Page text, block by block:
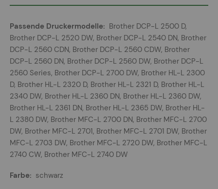
Mehr
Informationen
Brother DCP-L 2500 D,
Brother DCP-L 2520 DW, Brother DCP-L 2540 DN, Brother
DCP-L 2560 CDN, Brother DCP-L 2560 CDW, Brother
DCP-L 2560 DN, Brother DCP-L 2560 DW, Brother DCP-L
2560 Series, Brother DCP-L 2700 DW, Brother HL-L 2300
D, Brother HL-L 2320 D, Brother HL-L 2321 D, Brother HL-L
2340 DW, Brother HL-L 2360 DN, Brother HL-L 2360 DW,
Brother HL-L 2361 DN, Brother HL-L 2365 DW, Brother HL-
L 2380 DW, Brother MFC-L 2700 DN, Brother MFC-L 2700
DW, Brother MFC-L 2701, Brother MFC-L 2701 DW, Brother
MFC-L 2703 DW, Brother MFC-L 2720 DW, Brother MFC-L
2740 CW, Brother MFC-L 2740 DW
schwarz